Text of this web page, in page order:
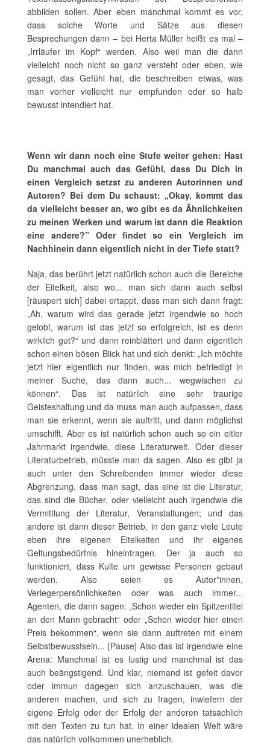
abbilden sollen. Aber eben manchmal kommt es vor,
dass solche Worte und Sätze aus diesen
Besprechungen dann – bei Herta Müller heißt es mal –
„Irrläufer im Kopf“ werden. Also weil man die dann
vielleicht noch nicht so ganz versteht oder eben, wie
gesagt, das Gefühl hat, die beschreiben etwas, was
man vorher vielleicht nur empfunden oder so halb
bewusst intendiert hat.
Wenn wir dann noch eine Stufe weiter gehen: Hast
Du manchmal auch das Gefühl, dass Du Dich in
einen Vergleich setzst zu anderen Autorinnen und
Autoren? Bei dem Du schaust: „Okay, kommt das
da vielleicht besser an, wo gibt es da Ähnlichkeiten
zu meinen Werken und warum ist dann die Reaktion
eine andere?” Oder findet so ein Vergleich im
Nachhinein dann eigentlich nicht in der Tiefe statt?
Naja, das berührt jetzt natürlich schon auch die Bereiche
der Eitelkeit, also wo... man sich dann auch selbst
[räuspert sich] dabei ertappt, dass man sich dann fragt:
„Ah, warum wird das gerade jetzt irgendwie so hoch
gelobt, warum ist das jetzt so erfolgreich, ist es denn
wirklich gut?“ und dann reinblättert und dann eigentlich
schon einen bösen Blick hat und sich denkt: „Ich möchte
jetzt hier eigentlich nur finden, was mich befriedigt in
meiner Suche, das dann auch... wegwischen zu
können“. Das ist natürlich eine sehr traurige
Geisteshaltung und da muss man auch aufpassen, dass
man sie erkennt, wenn sie auftritt, und dann möglichst
umschifft. Aber es ist natürlich schon auch so ein eitler
Jahrmarkt irgendwie, diese Literaturwelt. Oder dieser
Literaturbetrieb, müsste man da sagen. Also es gibt ja
auch unter den Schreibenden immer wieder diese
Abgrenzung, dass man sagt, das eine ist die Literatur,
das sind die Bücher, oder vielleicht auch irgendwie die
Vermittlung der Literatur, Veranstaltungen; und das
andere ist dann dieser Betrieb, in den ganz viele Leute
eben ihre eigenen Eitelkeiten und ihr eigenes
Geltungsbedürfnis hineintragen. Der ja auch so
funktioniert, dass Kulte um gewisse Personen gebaut
werden. Also seien es Autor*innen,
Verlegerpersönlichkeiten oder was auch immer...
Agenten, die dann sagen: „Schon wieder ein Spitzentitel
an den Mann gebracht“ oder „Schon wieder hier einen
Preis bekommen“, wenn sie dann auftreten mit einem
Selbstbewusstsein... [Pause] Also das ist irgendwie eine
Arena: Manchmal ist es lustig und manchmal ist das
auch beängstigend. Und klar, niemand ist gefeit davor
oder immun dagegen sich anzuschauen, was die
anderen machen, und sich zu fragen, inwiefern der
eigene Erfolg oder der Erfolg der anderen tatsächlich
mit den Texten zu tun hat. In einer idealen Welt wäre
das natürlich vollkommen unerheblich.